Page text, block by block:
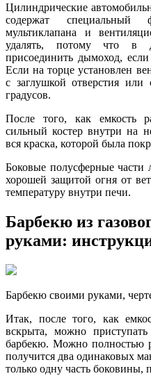
Цилиндрические
содержат специальный
мультиклапана и
удалять, потому что в
присоединить дымоход,
Если на торце установлен
с заглушкой отверстия
градусов.
После того, как емкость
сильный костер внутри на
вся краска, которой была
Боковые полусферные части
хорошей защитой огня от
температуру внутри печи.
Барбекю из
руками:
Барбекю своими руками,
Итак, после того, как
вскрыта, можно
барбекю. Можно полностью
получится два одинаковых
только одну часть